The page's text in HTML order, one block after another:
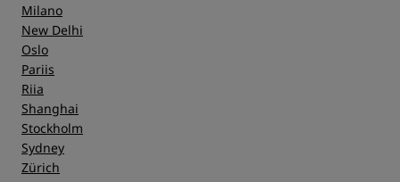
Milano
New Delhi
Oslo
Pariis
Riia
Shanghai
Stockholm
Sydney
Zürich